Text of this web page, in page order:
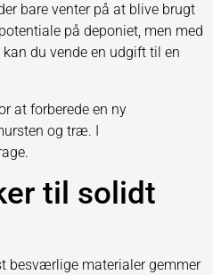
bare venter på at blive brugt
på deponiet, men med
du vende en udgift til en
til solidt
besværlige materialer gemmer